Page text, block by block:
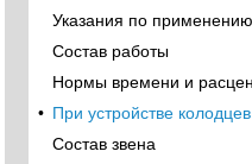
Указания по
Состав работы
Нормы времени и
• При устройстве
Состав звена